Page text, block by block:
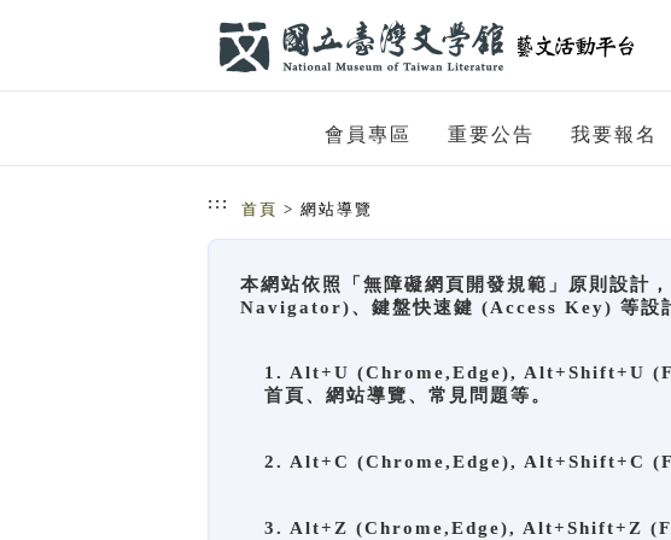
會員專區 重要公告 我要報名
::: 首頁 > 網站導覽
本網站依照「無障礙網頁開發規範」原則設計
Navigator)、鍵盤快速鍵 (Access Key) 等設
1. Alt+U (Chrome,Edge), Alt+Shift+U
首頁、網站導覽、常見問題等。
2. Alt+C (Chrome,Edge), Alt+Shift+C
3. Alt+Z (Chrome,Edge), Alt+Shift+Z